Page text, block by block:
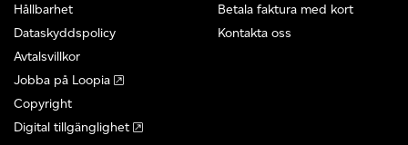
Hållbarhet
Dataskyddspolicy
Avtalsvillkor
Jobba på Loopia
Copyright
Digital tillgänglighet
Betala faktura med kort
Kontakta oss